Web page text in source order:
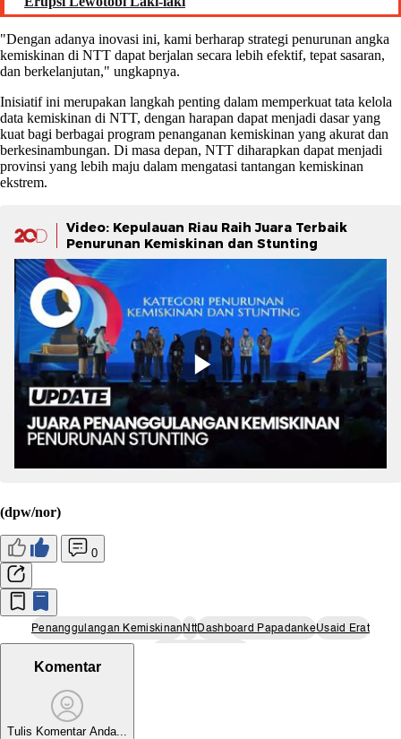
"Dengan adanya inovasi ini, kami berharap strategi penurunan angka
kemiskinan di NTT dapat berjalan secara lebih efektif, tepat sasaran,
dan berkelanjutan," ungkapnya.
Inisiatif ini merupakan langkah penting dalam memperkuat tata kelola
data kemiskinan di NTT, dengan harapan dapat menjadi dasar yang
kuat bagi berbagai program penanganan kemiskinan yang akurat dan
berkesinambungan. Di masa depan, NTT diharapkan dapat menjadi
provinsi yang lebih maju dalam mengatasi tantangan kemiskinan
ekstrem.
Video: Kepulauan Riau Raih Juara Terbaik
Penurunan Kemiskinan dan Stunting
(dpw/nor)
0
Penanggulangan KemiskinanNttDashboard PapadankeUsaid Erat
Komentar
Tulis Komentar Anda...